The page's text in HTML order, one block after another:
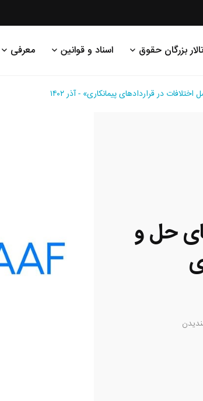
تالار بزرگان حقوق اسناد و قوانین معرفی
در قراردادهای پیمانکاری» - آذر ۱۴۰۲
حل و